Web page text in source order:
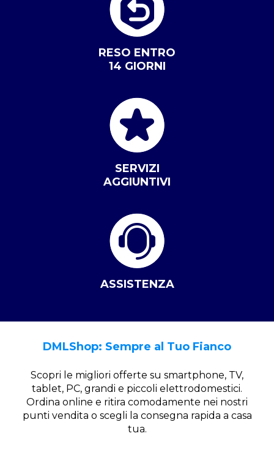
RESO ENTRO
14 GIORNI
SERVIZI
AGGIUNTIVI
ASSISTENZA
DMLShop: Sempre al Tuo Fianco
Scopri le migliori offerte su smartphone, TV,
tablet, PC, grandi e piccoli elettrodomestici.
Ordina online e ritira comodamente nei nostri
punti vendita o scegli la consegna rapida a casa
tua.